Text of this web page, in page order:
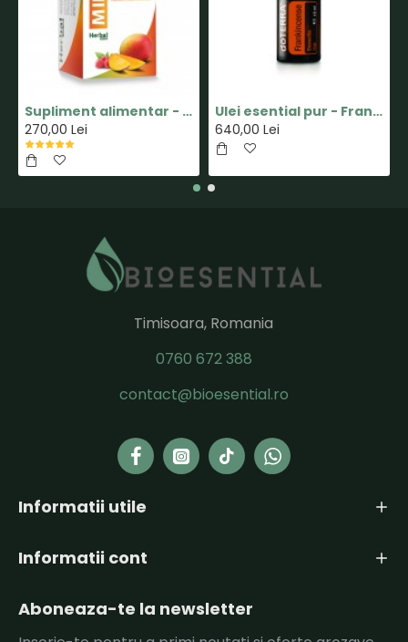
Supliment alimentar - Capsula MINUS - Pastile pentru Slabit 100% Naturale - Herbal New Life
270,00 Lei
Ulei esential pur - Frankincense(Tamaie) - 15ml - doTERRA
640,00 Lei
Timisoara, Romania
0760 672 388
contact@bioesential.ro
Informatii utile
Informatii cont
Aboneaza-te la newsletter